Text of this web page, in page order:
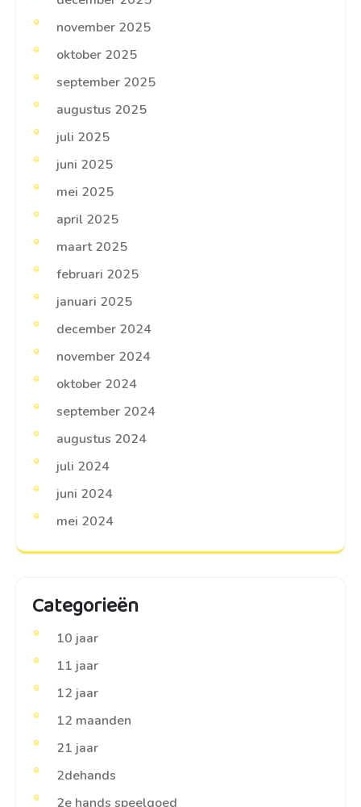
november 2025
oktober 2025
september 2025
augustus 2025
juli 2025
juni 2025
mei 2025
april 2025
maart 2025
februari 2025
januari 2025
december 2024
november 2024
oktober 2024
september 2024
augustus 2024
juli 2024
juni 2024
mei 2024
Categorieën
10 jaar
11 jaar
12 jaar
12 maanden
21 jaar
2dehands
2e hands speelgoed